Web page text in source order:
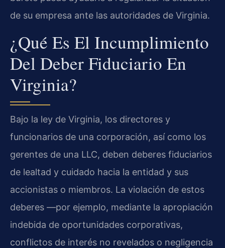
de su empresa ante las autoridades de Virginia.
¿Qué Es El Incumplimiento
Del Deber Fiduciario En
Virginia?
Bajo la ley de Virginia, los directores y
funcionarios de una corporación, así como los
gerentes de una LLC, deben deberes fiduciarios
de lealtad y cuidado hacia la entidad y sus
accionistas o miembros. La violación de estos
deberes —por ejemplo, mediante la apropiación
indebida de oportunidades corporativas,
conflictos de interés no revelados o negligencia